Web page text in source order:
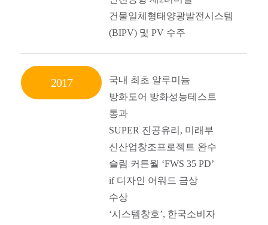
건물일체형태양광발전시스템
(BIPV) 및 PV 수주
2017
국내 최초 알루미늄
방화도어 방화성능테스트
통과
SUPER 진공유리, 미래부
신산업창조프로젝트 완수
슬림 커튼월 ‘FWS 35 PD’
if 디자인 어워드 금상
수상
‘시스템창호’, 한국소비자